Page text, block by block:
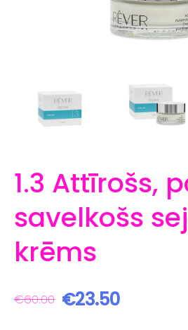
1.3 Attīrošs,
savelkošs
krēms
€60.00 €23.50